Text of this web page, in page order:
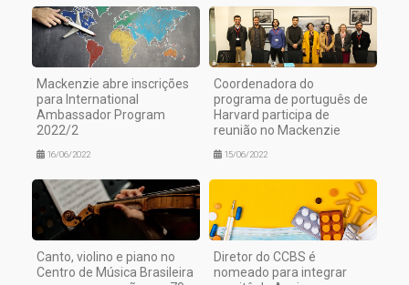
Mackenzie abre inscrições
para International
Ambassador Program
2022/2
16/06/2022
Coordenadora do
programa de português de
Harvard participa de
reunião no Mackenzie
15/06/2022
Canto, violino e piano no
Centro de Música Brasileira
Diretor do CCBS é
nomeado para integrar